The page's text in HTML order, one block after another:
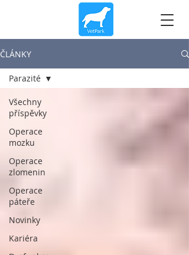
ČLÁNKY
Všechny
příspěvky
Operace
mozku
Operace
zlomenin
Operace
páteře
Novinky
Kariéra
Parazité